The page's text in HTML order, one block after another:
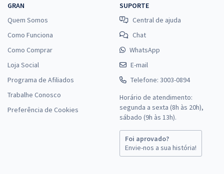
GRAN
Quem Somos
Como Funciona
Como Comprar
Loja Social
Programa de Afiliados
Trabalhe Conosco
Preferência de Cookies
SUPORTE
Central de ajuda
Chat
WhatsApp
E-mail
Telefone: 3003-0894
Horário de atendimento:
segunda a sexta (8h às 20h),
sábado (9h às 13h).
Foi aprovado?
Envie-nos a sua história!